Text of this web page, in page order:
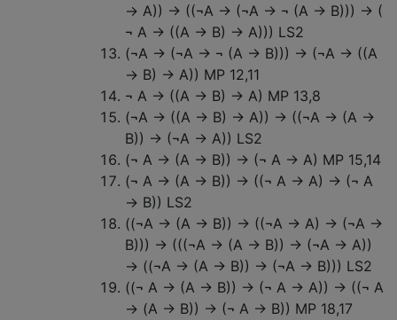
→ A)) → ((¬A → (¬A → ¬ (A → B))) → (
¬ A → ((A → B) → A))) LS2
(¬A → (¬A → ¬ (A → B))) → (¬A → ((A
→ B) → A)) MP 12,11
¬ A → ((A → B) → A) MP 13,8
(¬A → ((A → B) → A)) → ((¬A → (A →
B)) → (¬A → A)) LS2
(¬ A → (A → B)) → (¬ A → A) MP 15,14
(¬ A → (A → B)) → ((¬ A → A) → (¬ A
→ B)) LS2
((¬A → (A → B)) → ((¬A → A) → (¬A →
B))) → (((¬A → (A → B)) → (¬A → A))
→ ((¬A → (A → B)) → (¬A → B))) LS2
((¬ A → (A → B)) → (¬ A → A)) → ((¬ A
→ (A → B)) → (¬ A → B)) MP 18,17